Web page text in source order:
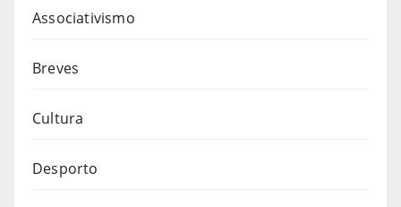
Associativismo
Breves
Cultura
Desporto